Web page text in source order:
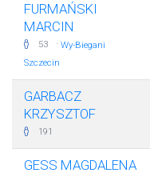
FURMAŃSKI
MARCIN
53 · Wy-Biegani
Szczecin
GARBACZ
KRZYSZTOF
191
GESS MAGDALENA